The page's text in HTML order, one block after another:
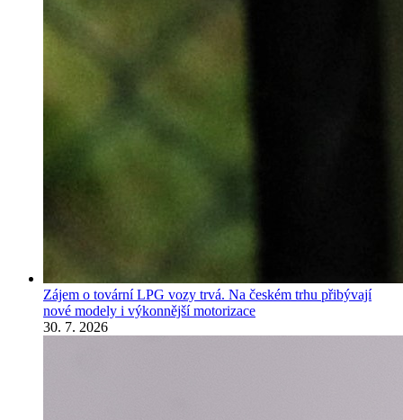
Zájem o tovární LPG vozy trvá. Na českém trhu přibývají
nové modely i výkonnější motorizace
30. 7. 2026